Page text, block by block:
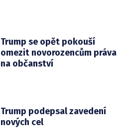
Trump se opět pokouší
omezit novorozencům práva
na občanství
Trump podepsal zavedení
nových cel